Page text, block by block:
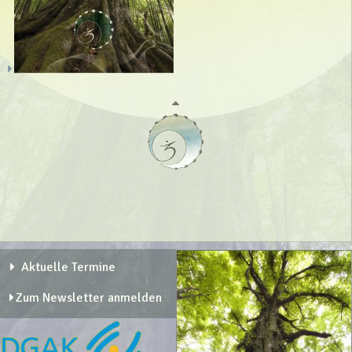
Aktuelle Termine
Zum Newsletter anmelden